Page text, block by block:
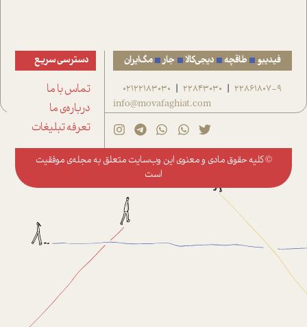
فیدیبو طاقچه دیجی‌کالا جار مگ‌ایران
22861807-9
|
22843030
|
02122183030
info@movafaghiat.com
دسترسی سریع
تماس با ما
درباره‌ی ما
تعرفه تبلیغات
© کلیه حقوق مادی و معنوی این وب‌سایت متعلق به مجله‌ی موفقیت
است